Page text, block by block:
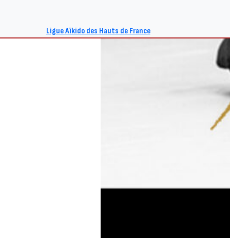
Ligue Aïkido des Hauts de France